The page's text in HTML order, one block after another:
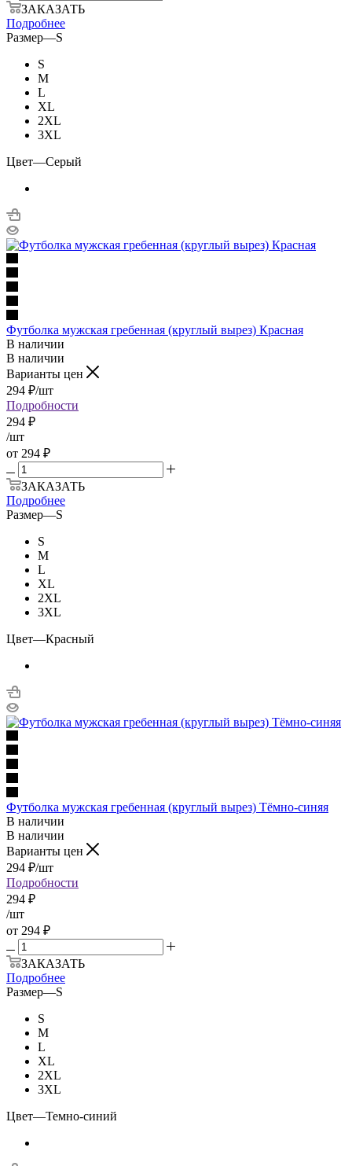
ЗАКАЗАТЬ
Подробнее
Размер—S
S
M
L
XL
2XL
3XL
Цвет—Серый
Футболка мужская гребенная (круглый вырез) Красная
В наличии
В наличии
Варианты цен
294 ₽/шт
Подробности
294 ₽
/шт
от 294 ₽
ЗАКАЗАТЬ
Подробнее
Размер—S
S
M
L
XL
2XL
3XL
Цвет—Красный
Футболка мужская гребенная (круглый вырез) Тёмно-синяя
В наличии
В наличии
Варианты цен
294 ₽/шт
Подробности
294 ₽
/шт
от 294 ₽
ЗАКАЗАТЬ
Подробнее
Размер—S
S
M
L
XL
2XL
3XL
Цвет—Темно-синий